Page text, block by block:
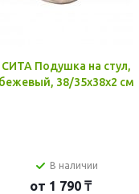
СИТА Подушка на стул,
бежевый, 38/35x38x2 см
В наличии
от 1 790 ₸